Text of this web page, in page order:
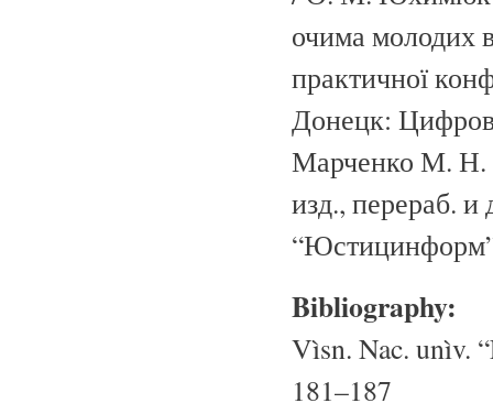
очима молодих
практичної
Донецк:
Марченко М. Н.
изд., перераб.
Bibliography:
Vìsn. Nac. unìv.
181–187